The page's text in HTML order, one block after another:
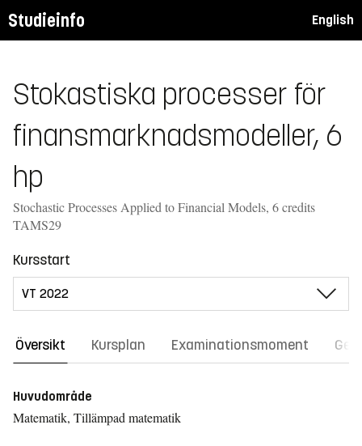
Studieinfo English
Stokastiska processer för
finansmarknadsmodeller, 6
hp
Stochastic Processes Applied to Financial Models, 6 credits
TAMS29
Kursstart
Översikt Kursplan Examinationsmoment
Huvudområde
Matematik, Tillämpad matematik